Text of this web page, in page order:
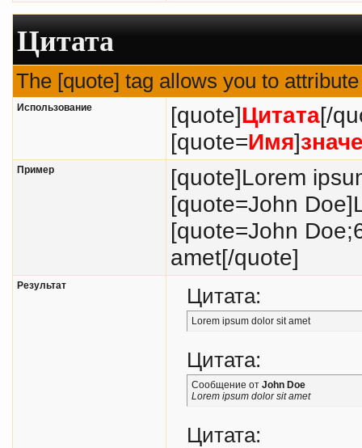
Цитата
The [quote] tag allows you to
Использование [quote]Цитата[/
[quote=Имя]
Пример
[quote]Lorem
[quote=John
[quote=John
amet[/quote]
Результат Цитата:
Lorem ipsum dolor sit amet
Цитата:
Сообщение от John Doe
Lorem ipsum dolor sit amet
Цитата: